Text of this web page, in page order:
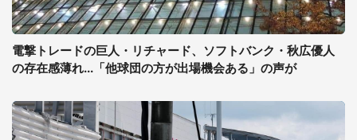
電撃トレードの巨人・リチャード、ソフトバンク・秋広優人
の存在感薄れ...「他球団の方が出場機会ある」の声が